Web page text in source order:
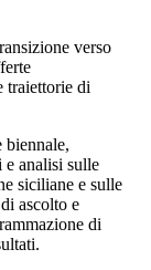
verso
traiettorie di
biennale,
analisi sulle
siciliane e sulle
ascolto e
di